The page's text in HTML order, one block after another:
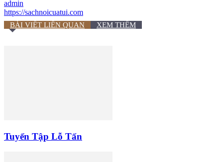
admin
https://sachnoicuatui.com
BÀI VIẾT LIÊN QUAN XEM THÊM
Tuyển Tập Lỗ Tấn